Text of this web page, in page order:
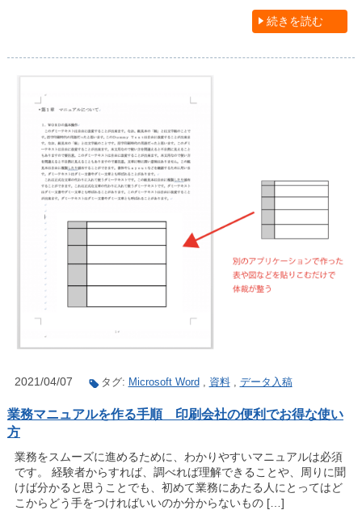
続きを読む
2021/04/07 タグ: Microsoft Word, 資料, データ入稿
業務マニュアルを作る手順 印刷会社の便利でお得な使い
方
業務をスムーズに進めるために、わかりやすいマニュアルは必須
です。 経験者からすれば、調べれば理解できることや、周りに聞
けば分かると思うことでも、初めて業務にあたる人にとってはど
こからどう手をつければいいのか分からないもの […]